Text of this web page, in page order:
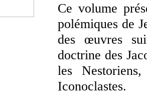
Ce volume
polémiques de
des œuvres
doctrine des
les
Iconoclastes.